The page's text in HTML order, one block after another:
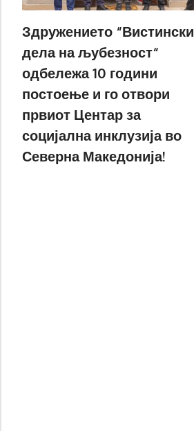
Здружението “Вистински
дела на љубезност“
одбележа 10 години
постоење и го отвори
првиот Центар за
социјална инклузија во
Северна Македонија!